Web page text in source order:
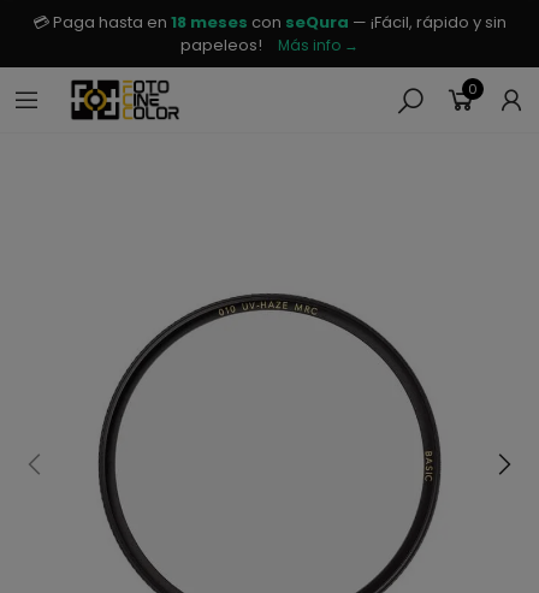
💳 Paga hasta en 18 meses con seQura — ¡Fácil, rápido y sin
papeleos!
Más info →
0